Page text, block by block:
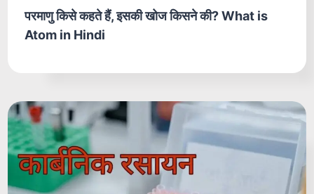
परमाणु किसे कहते हैं, इसकी खोज किसने की? What is
Atom in Hindi